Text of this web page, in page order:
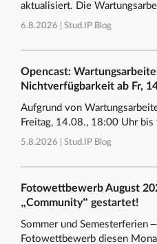
aktualisiert. Die
6.8.2026 | Stud.IP Blog
Opencast:
Nichtverfügbarkeit ab Fr,
Aufgrund von
Freitag, 14.08., 18:00 Uhr bis
5.8.2026 | Stud.IP Blog
Fotowettbewerb August
„Community“ gestartet!
Sommer und Semesterferien
Fotowettbewerb diesen